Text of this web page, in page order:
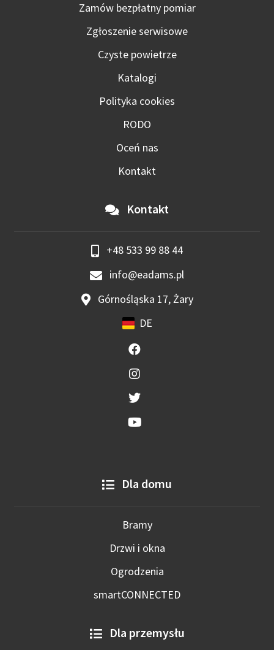
Zamów bezpłatny pomiar
Zgłoszenie serwisowe
Czyste powietrze
Katalogi
Polityka cookies
RODO
Oceń nas
Kontakt
Kontakt
+48 533 99 88 44
info@eadams.pl
Górnośląska 17, Żary
DE
Dla domu
Bramy
Drzwi i okna
Ogrodzenia
smartCONNECTED
Dla przemysłu